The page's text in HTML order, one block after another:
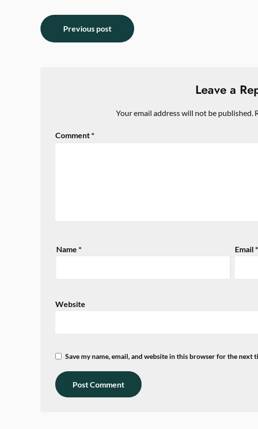
Previous post
Leave a
Your email address will not be published.
Comment*
Name* Email*
Website
Save my name, email, and website in this browser for the next